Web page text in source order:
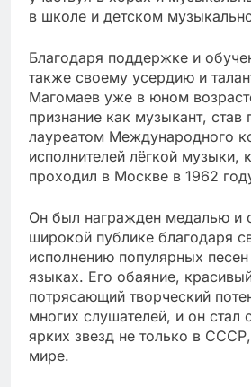
в школе и детском
Благодаря поддержке и
также своему усердию и
Магомаев уже в юном
признание как музыкант, став
лауреатом Международного
исполнителей лёгкой музыки,
проходил в Москве в 1962
Он был награжден медалью и
широкой публике благодаря
исполнению популярных
языках. Его обаяние,
потрясающий творческий
многих слушателей, и он стал
ярких звезд не только в
мире.